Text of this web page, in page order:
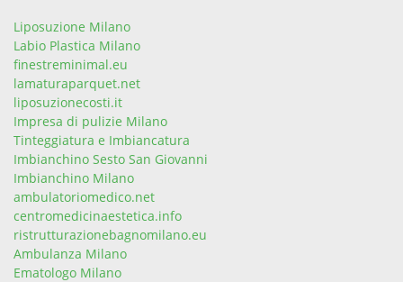
Liposuzione Milano
Labio Plastica Milano
finestreminimal.eu
lamaturaparquet.net
liposuzionecosti.it
Impresa di pulizie Milano
Tinteggiatura e Imbiancatura
Imbianchino Sesto San Giovanni
Imbianchino Milano
ambulatoriomedico.net
centromedicinaestetica.info
ristrutturazionebagnomilano.eu
Ambulanza Milano
Ematologo Milano